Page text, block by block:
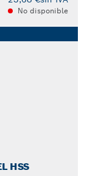
No disponible
HSS